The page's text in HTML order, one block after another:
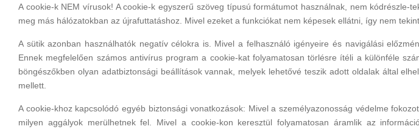
A cookie-k NEM vírusok! A cookie-k egyszerű szöveg típusú formátumot használnak, nem
meg más hálózatokban az újrafuttatáshoz. Mivel ezeket a funkciókat nem képesek ellátni, így nem
A sütik azonban használhatók negatív célokra is. Mivel a felhasználó igényeire és navigálási
Ennek megfelelően számos antivírus program a cookie-kat folyamatosan törlésre ítéli a különféle
böngészőkben olyan adatbiztonsági beállítások vannak, melyek lehetővé teszik adott oldalak által
mellett.
A cookie-khoz kapcsolódó egyéb biztonsági vonatkozások: Mivel a személyazonosság védelme
milyen aggályok merülhetnek fel. Mivel a cookie-kon keresztül folyamatosan áramlik az